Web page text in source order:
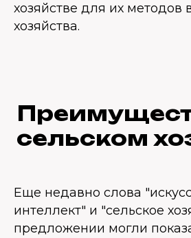
хозяйстве для их методов
хозяйства.
сельском
Еще недавно слова
интеллект" и "сельское
предложении могли